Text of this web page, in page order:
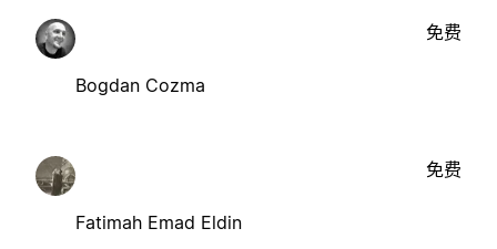
Bogdan Cozma
免费
Fatimah Emad Eldin
免费